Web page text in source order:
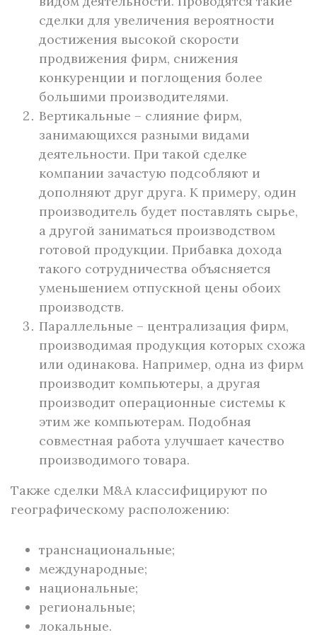
сделки для увеличения вероятности
достижения высокой скорости
продвижения фирм, снижения
конкуренции и поглощения более
большими производителями.
Вертикальные – слияние фирм,
занимающихся разными видами
деятельности. При такой сделке
компании зачастую подсобляют и
дополняют друг друга. К примеру, один
производитель будет поставлять сырье,
а другой заниматься производством
готовой продукции. Прибавка дохода
такого сотрудничества объясняется
уменьшением отпускной цены обоих
производств.
Параллельные – централизация фирм,
производимая продукция которых схожа
или одинакова. Например, одна из фирм
производит компьютеры, а другая
производит операционные системы к
этим же компьютерам. Подобная
совместная работа улучшает качество
производимого товара.
Также сделки M&A классифицируют по
географическому расположению:
транснациональные;
международные;
национальные;
региональные;
локальные.